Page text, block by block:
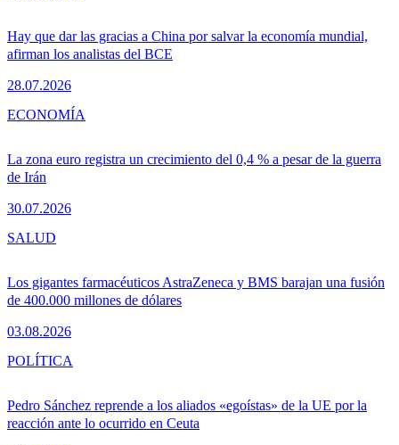
Hay que dar las gracias a China por salvar la economía mundial,
afirman los analistas del BCE
28.07.2026
La zona euro registra un crecimiento del 0,4 % a pesar de la guerra
de Irán
30.07.2026
ECONOMÍA
Los gigantes farmacéuticos AstraZeneca y BMS barajan una fusión
de 400.000 millones de dólares
03.08.2026
SALUD
Pedro Sánchez reprende a los aliados «egoístas» de la UE por la
reacción ante lo ocurrido en Ceuta
POLÍTICA